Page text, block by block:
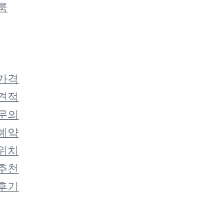
격
적
의
약
치
천
기